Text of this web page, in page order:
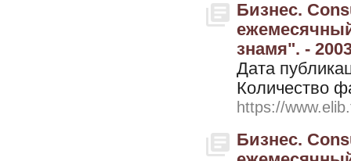
Бизнес.
знамя". -
Дата
Количество
https://
Бизнес.